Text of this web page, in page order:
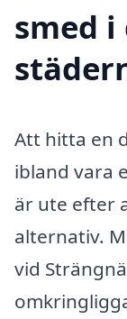
smed
Att hitta en
ibland vara
är ute efter
alternativ.
vid